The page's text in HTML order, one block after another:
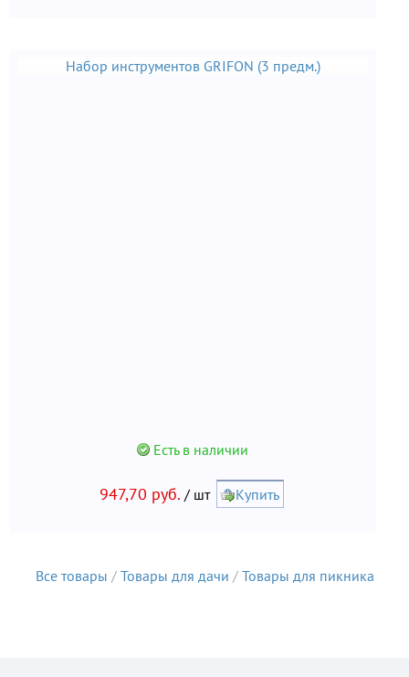
Набор инструментов GRIFON (3 предм.)
Есть в наличии
947,70 руб. / шт Купить
Все товары / Товары для дачи / Товары для пикника